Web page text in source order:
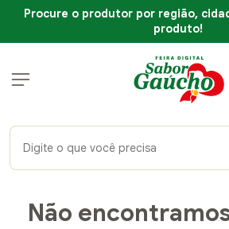
Procure o produtor por região,
produto!
Não